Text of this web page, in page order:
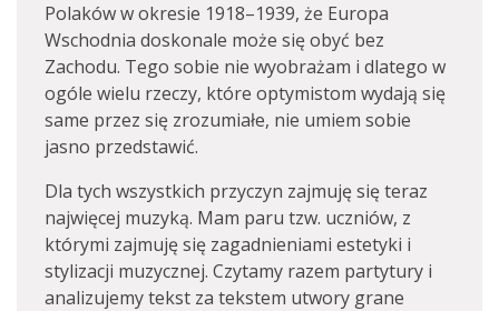
Polaków w okresie 1918–1939, że Europa
Wschodnia doskonale może się obyć bez
Zachodu. Tego sobie nie wyobrażam i dlatego w
ogóle wielu rzeczy, które optymistom wydają się
same przez się zrozumiałe, nie umiem sobie
jasno przedstawić.
Dla tych wszystkich przyczyn zajmuję się teraz
najwięcej muzyką. Mam paru tzw. uczniów, z
którymi zajmuję się zagadnieniami estetyki i
stylizacji muzycznej. Czytamy razem partytury i
analizujemy tekst za tekstem utwory grane